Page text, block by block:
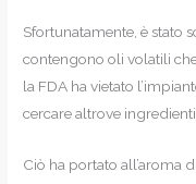
Sfortunatamente, è stato
contengono oli volatili
la FDA ha vietato
cercare altrove
Ciò ha portato all’aroma